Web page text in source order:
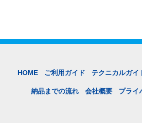
HOME ご利用ガイド テクニカルガイ
納品までの流れ 会社概要 プライ